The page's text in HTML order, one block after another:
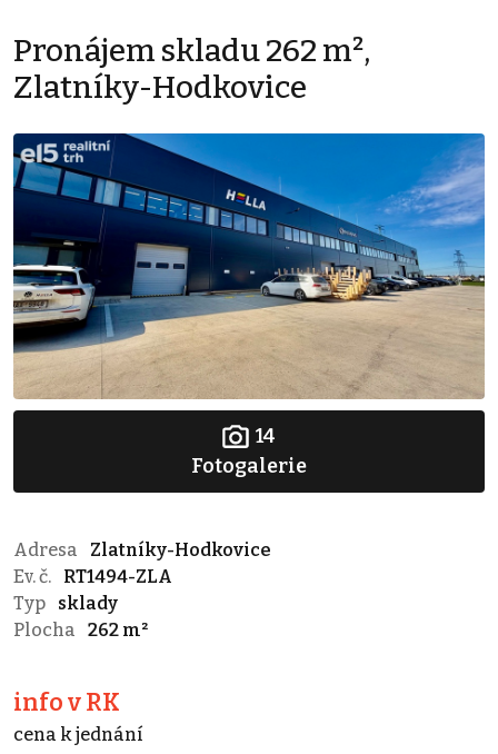
Pronájem skladu 262 m²,
Zlatníky-Hodkovice
14
Fotogalerie
Adresa
Zlatníky-Hodkovice
Ev. č.
RT1494-ZLA
Typ
sklady
Plocha
262 m²
info v RK
cena k jednání